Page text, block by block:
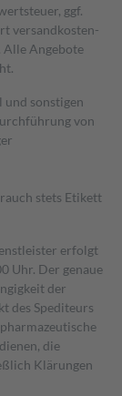
ggf.
versand­kosten­
Angebote
sonstigen
von
stets Etikett
erfolgt
Uhr. Der genaue
der
des Spediteurs
die
Klärungen